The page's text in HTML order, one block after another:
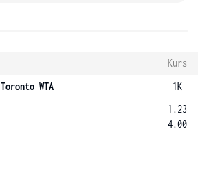
Kurs
Toronto WTA
1K
1.23
4.00